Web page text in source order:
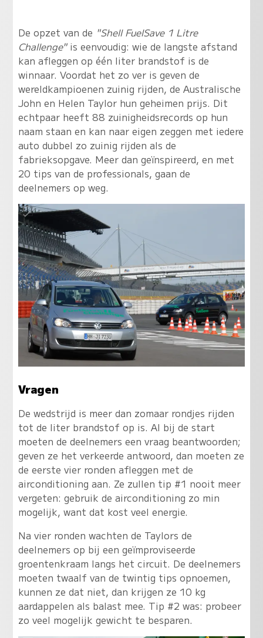
De opzet van de "Shell FuelSave 1 Litre
Challenge"is eenvoudig: wie de langste afstand
kan afleggen op één liter brandstof is de
winnaar. Voordat het zo ver is geven de
wereldkampioenen zuinig rijden, de Australische
John en Helen Taylor hun geheimen prijs. Dit
echtpaar heeft 88 zuinigheidsrecords op hun
naam staan en kan naar eigen zeggen met iedere
auto dubbel zo zuinig rijden als de
fabrieksopgave. Meer dan geïnspireerd, en met
20 tips van de professionals, gaan de
deelnemers op weg.
Vragen
De wedstrijd is meer dan zomaar rondjes rijden
tot de liter brandstof op is. Al bij de start
moeten de deelnemers een vraag beantwoorden;
geven ze het verkeerde antwoord, dan moeten ze
de eerste vier ronden afleggen met de
airconditioning aan. Ze zullen tip #1 nooit meer
vergeten: gebruik de airconditioning zo min
mogelijk, want dat kost veel energie.
Na vier ronden wachten de Taylors de
deelnemers op bij een geïmproviseerde
groentenkraam langs het circuit. De deelnemers
moeten twaalf van de twintig tips opnoemen,
kunnen ze dat niet, dan krijgen ze 10 kg
aardappelen als balast mee. Tip #2 was: probeer
zo veel mogelijk gewicht te besparen.